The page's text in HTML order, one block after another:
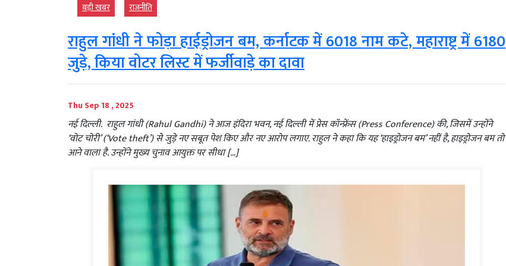
बड़ी खबर राजनीति
राहुल गांधी ने फोड़ा हाईड्रोजन बम, कर्नाटक में 6018 नाम कटे, महाराष्ट्र में 6180
जुड़े, किया वोटर लिस्ट में फर्जीवाड़े का दावा
Thu Sep 18 , 2025
नई दिल्ली. राहुल गांधी (Rahul Gandhi) ने आज इंदिरा भवन, नई दिल्ली में प्रेस कॉन्फ्रेंस (Press Conference) की, जिसमें उन्होंने
‘वोट चोरी’ (‘Vote theft’) से जुड़े नए सबूत पेश किए और नए आरोप लगाए. राहुल ने कहा कि यह ‘हाइड्रोजन बम’ नहीं है, हाइड्रोजन बम तो
आने वाला है. उन्होंने मुख्य चुनाव आयुक्त पर सीधा […]